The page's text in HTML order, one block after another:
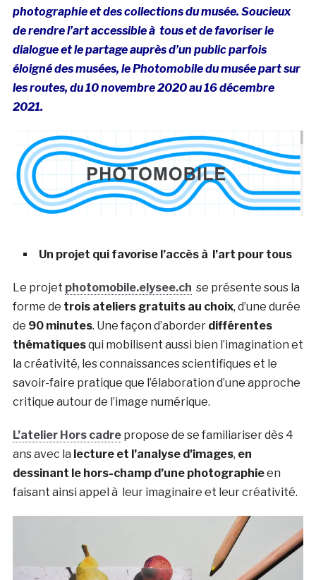
photographie et des collections du musée. Soucieux
de rendre l’art accessible à tous et de favoriser le
dialogue et le partage auprès d’un public parfois
éloigné des musées, le Photomobile du musée part sur
les routes, du 10 novembre 2020 au 16 décembre
2021.
Un projet qui favorise l’accès à l’art pour tous
Le projet photomobile.elysee.ch se présente sous la
forme de trois ateliers gratuits au choix, d’une durée
de 90 minutes. Une façon d’aborder différentes
thématiquesqui mobilisent aussi bien l’imagination et
la créativité, les connaissances scientifiques et le
savoir-faire pratique que l’élaboration d’une approche
critique autour de l’image numérique.
L’atelier Hors cadrepropose de se familiariser dès 4
ans avec la lecture et l’analyse d’images, en
dessinant le hors-champ d’une photographieen
faisant ainsi appel à leur imaginaire et leur créativité.